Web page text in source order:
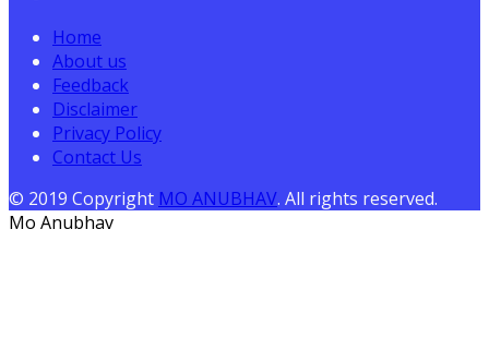
Home
About us
Feedback
Disclaimer
Privacy Policy
Contact Us
© 2019 Copyright MO ANUBHAV. All rights reserved.
Mo Anubhav